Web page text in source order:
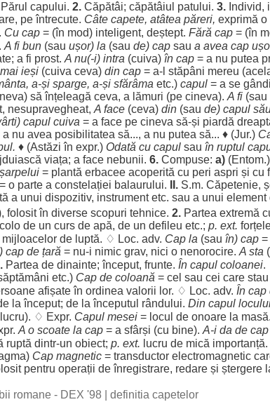
Părul capului. 2. Căpătâi; căpătâiul patului. 3. Individ,
, pe întrecute. Câte capete, atâtea păreri, exprimă o
Cu cap = (în mod) inteligent, deștept. Fără cap = (în
A fi bun (sau ușor) la (sau de) cap sau a avea cap
; a fi prost. A nu(-i) intra (cuiva) în cap = a nu putea
ieși (cuiva ceva) din cap = a-l stăpâni mereu
, a-și sparge, a-și sfărâma etc.) capul = a se gândi
săînțeleagă ceva, a lămuri (pe cineva). A fi (sau
, nesupravegheat, A face (ceva) din (sau de) capul
) capul cuiva = a face pe cineva să-și piardă
a nu avea posibilitatea să..., a nu putea să... ♦ (Jur.)
. ♦ (Astăzi în expr.) Odată cu capul sau în ruptul
viața; a face nebunii. 6. Compuse: a) (Entom.)
șarpelui = plantă erbacee acoperită cu peri aspri și cu
= o parte a constelației balaurului. II. S.m. Căpetenie,
a unui dispozitiv, instrumentetc. sau a unui element
folositîn diverse scopuri tehnice. 2. Partea extremă
de un curs de apă, de un defileu etc.; p. ext.
mijloacelor de luptă. ♢ Loc. adv. Cap la (sau în) cap =
cap de țară = nu-i nimic grav, nici o nenorocire. A sta
Partea de dinainte;început, frunte. În capul coloanei.
etc.) Cap de coloană = cel sau cei care stau
afișate în ordinea valorii lor. ♢ Loc. adv. În cap
laînceput; de laînceputul rândului. Din capul
lucru). ♢ Expr. Capul mesei = locul de onoare la masă.
A o scoate la cap = a sfârși (cu bine). A-i da de cap
ruptă dintr-un obiect; p. ext. lucru de mică importanță
) Cap magnetic = transductor electromagnetic
pentru operații deînregistrare, redare și ștergere
romane - DEX '98
definitia capetelor